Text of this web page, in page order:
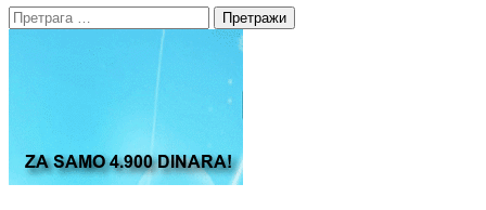
Претрага
за: